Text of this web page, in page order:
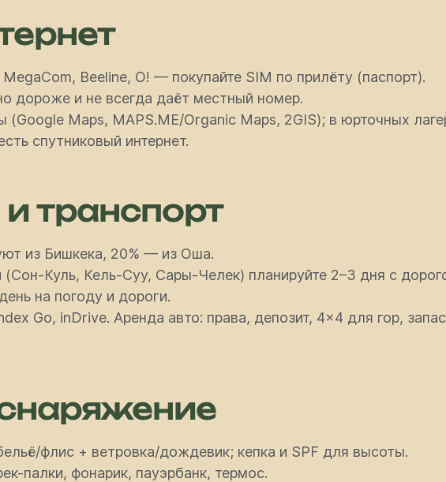
Beeline, O! — покупайте SIM по прилёту (паспорт).
дороже и не всегда даёт местный номер.
(Google Maps, MAPS.ME/Organic Maps, 2GIS); в юрточных
спутниковый интернет.
транспорт
из Бишкека, 20% — из Оша.
Куль, Кель-Суу, Сары-Челек) планируйте 2–3 дня с
на погоду и дороги.
Go, inDrive. Аренда авто: права, депозит, 4×4 для гор,
флис + ветровка/дождевик; кепка и SPF для высоты.
палки, фонарик, пауэрбанк, термос.